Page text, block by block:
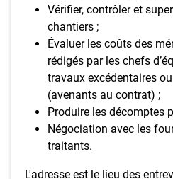
Vérifier, contrôler et
chantiers ;
Évaluer les coûts des
rédigés par les chefs
travaux excédentaires
(avenants au contrat) ;
Produire les décomptes
Négociation avec les
traitants.
L'adresse est le lieu des